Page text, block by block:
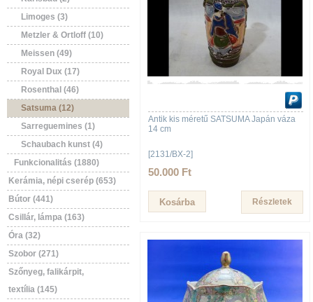
Limoges (3)
Metzler & Ortloff (10)
Meissen (49)
Royal Dux (17)
Rosenthal (46)
Satsuma (12)
Sarreguemines (1)
Schaubach kunst (4)
Funkcionalitás (1880)
Kerámia, népi cserép (653)
Bútor (441)
Csillár, lámpa (163)
Óra (32)
Szobor (271)
Szőnyeg, falikárpit,
textília (145)
Antik kis méretű SATSUMA Japán váza
14 cm
[2131/BX-2]
50.000 Ft
Részletek